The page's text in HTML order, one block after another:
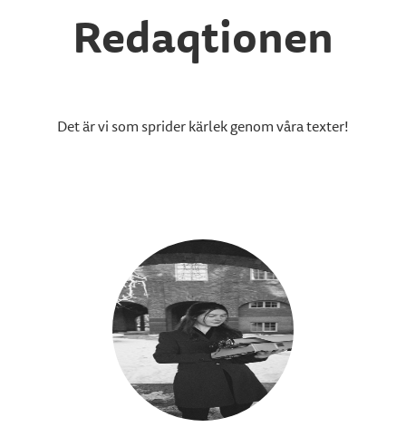
Redaqtionen
Det är vi som sprider kärlek genom våra texter!